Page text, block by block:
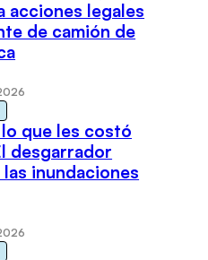
acciones legales
de camión de
que les costó
desgarrador
inundaciones